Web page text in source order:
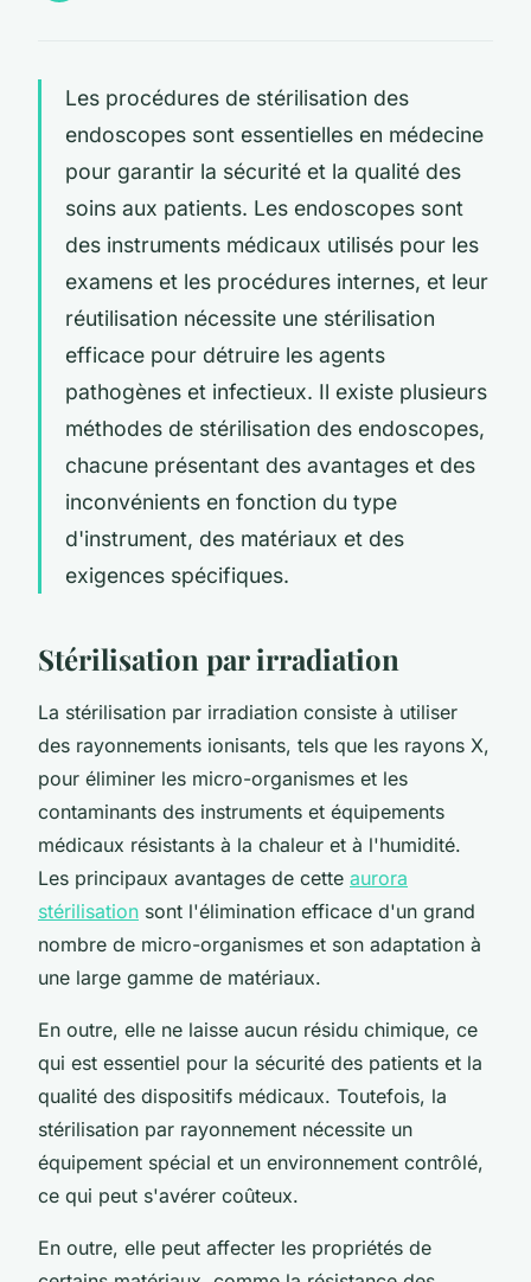
Les procédures de stérilisation des
endoscopes sont essentielles en médecine
pour garantir la sécurité et la qualité des
soins aux patients. Les endoscopes sont
des instruments médicaux utilisés pour les
examens et les procédures internes, et leur
réutilisation nécessite une stérilisation
efficace pour détruire les agents
pathogènes et infectieux. Il existe plusieurs
méthodes de stérilisation des endoscopes,
chacune présentant des avantages et des
inconvénients en fonction du type
d'instrument, des matériaux et des
exigences spécifiques.
Stérilisation par irradiation
La stérilisation par irradiation consiste à utiliser
des rayonnements ionisants, tels que les rayons X,
pour éliminer les micro-organismes et les
contaminants des instruments et équipements
médicaux résistants à la chaleur et à l'humidité.
Les principaux avantages de cette aurora
stérilisation sont l'élimination efficace d'un grand
nombre de micro-organismes et son adaptation à
une large gamme de matériaux.
En outre, elle ne laisse aucun résidu chimique, ce
qui est essentiel pour la sécurité des patients et la
qualité des dispositifs médicaux. Toutefois, la
stérilisation par rayonnement nécessite un
équipement spécial et un environnement contrôlé,
ce qui peut s'avérer coûteux.
En outre, elle peut affecter les propriétés de